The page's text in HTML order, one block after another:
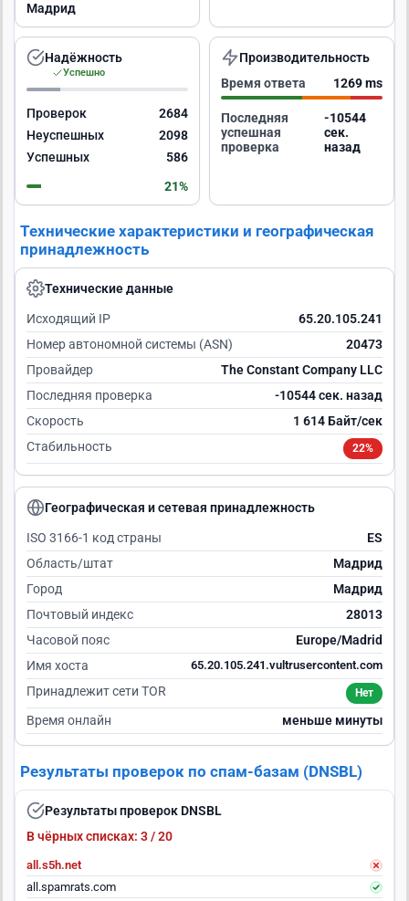
Мадрид
Надёжность
Успешно
Проверок
2684
Неуспешных
2098
Успешных
586
21%
Производительность
Время ответа
1269 ms
Последняя
успешная
проверка
-10543
сек.
назад
Технические характеристики и географическая
принадлежность
Технические данные
Исходящий IP
65.20.105.241
Номер автономной системы (ASN)
20473
Провайдер
The Constant Company LLC
Последняя проверка
-10543 сек. назад
Скорость
1 614 Байт/сек
Стабильность
22%
Географическая и сетевая принадлежность
ISO 3166-1 код страны
ES
Область/штат
Мадрид
Город
Мадрид
Почтовый индекс
28013
Часовой пояс
Europe/Madrid
Имя хоста
65.20.105.241.vultrusercontent.com
Принадлежит сети TOR Нет
Время онлайн меньше минуты
Результаты проверок по спам-базам (DNSBL)
Результаты проверок DNSBL
В чёрных списках: 3 / 20
all.s5h.net
all.spamrats.com